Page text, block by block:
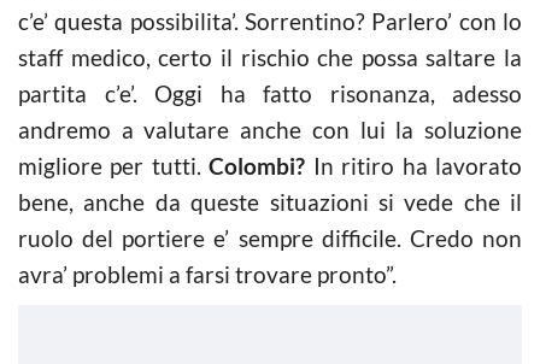
c’e’ questa possibilita’. Sorrentino? Parlero’ con lo
staff medico, certo il rischio che possa saltare la
partita c’e’. Oggi ha fatto risonanza, adesso
andremo a valutare anche con lui la soluzione
migliore per tutti.Colombi? In ritiro ha lavorato
bene, anche da queste situazioni si vede che il
ruolo del portiere e’ sempre difficile. Credo non
avra’ problemi a farsi trovare pronto”.